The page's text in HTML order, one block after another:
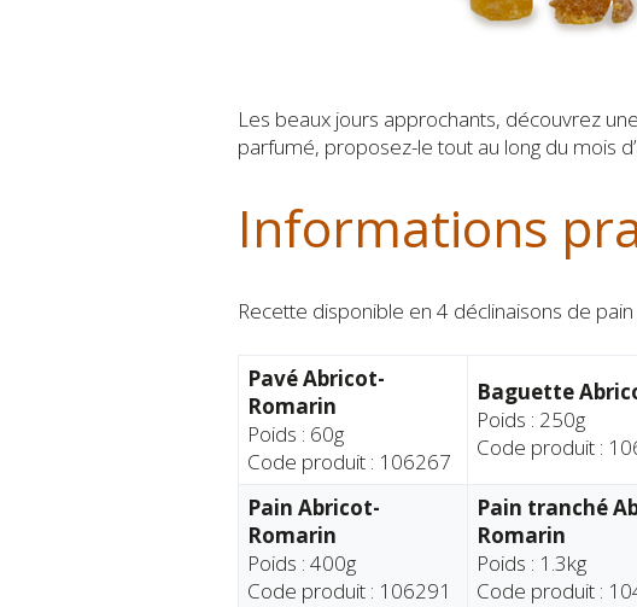
Les beaux jours approchants, découvrez
parfumé, proposez-le tout au long du mois
Informations
Recette disponible en 4 déclinaisons de pain
Pavé Abricot-
Romarin
Poids : 60g
Code produit : 106267
Baguette
Poids : 250g
Code produit :
Pain Abricot-
Romarin
Poids : 400g
Code produit : 106291
Pain tranché
Romarin
Poids : 1.3kg
Code produit :